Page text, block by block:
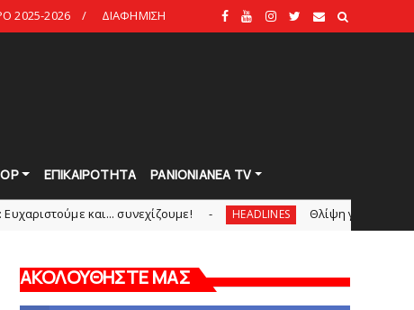
2025-2026 ΔΙΑΦΗΜΙΣΗ
ΕΠΙΚΑΙΡΟΤΗΤΑ PANIONIANEA TV
συνεχίζουμε! HEADLINES Θλίψη για τον χαμό του
ΑΚΟΛΟΥΘΗΣΤΕ ΜΑΣ